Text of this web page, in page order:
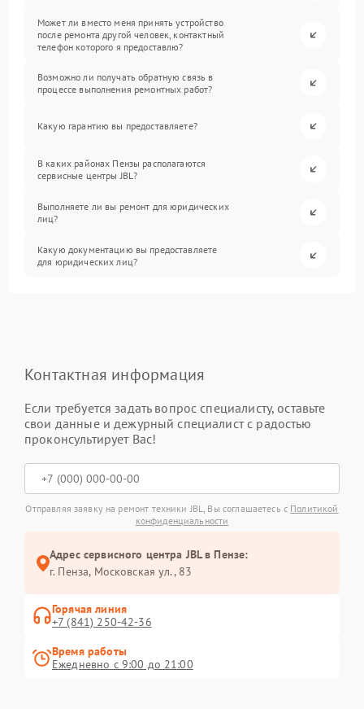
Может ли вместо меня принять устройство
после ремонта другой человек, контактный
телефон которого я предоставлю?
Возможно ли получать обратную связь в
процессе выполнения ремонтных работ?
Какую гарантию вы предоставляете?
В каких районах Пензы располагаются
сервисные центры JBL?
Выполняете ли вы ремонт для юридических
лиц?
Какую документацию вы предоставляете
для юридических лиц?
Контактная информация
Если требуется задать вопрос специалисту, оставьте
свои данные и дежурный специалист с радостью
проконсультирует Вас!
Отправляя заявку на ремонт техники JBL, Вы соглашаетесь с Политикой
конфиденциальности
Адрес сервисного центра JBL в Пензе:
г. Пенза, Московская ул., 83
Горячая линия
+7 (841) 250-42-36
Время работы
Ежедневно с 9:00 до 21:00